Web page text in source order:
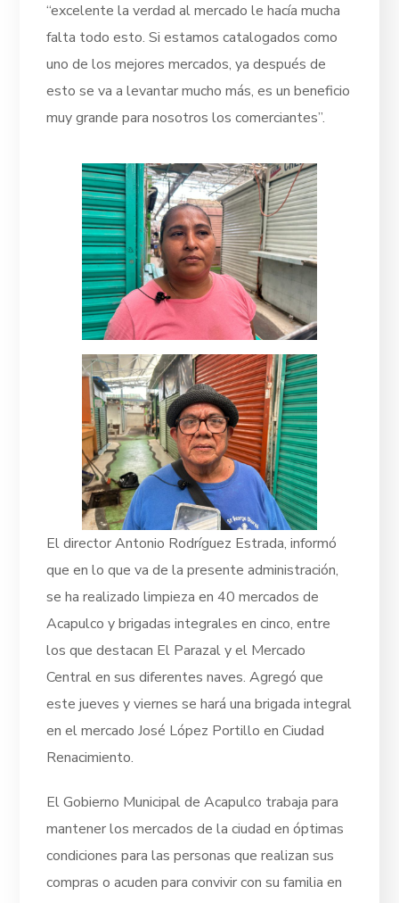
“excelente la verdad al mercado le hacía mucha
falta todo esto. Si estamos catalogados como
uno de los mejores mercados, ya después de
esto se va a levantar mucho más, es un beneficio
muy grande para nosotros los comerciantes”.
El director Antonio Rodríguez Estrada, informó
que en lo que va de la presente administración,
se ha realizado limpieza en 40 mercados de
Acapulco y brigadas integrales en cinco, entre
los que destacan El Parazal y el Mercado
Central en sus diferentes naves. Agregó que
este jueves y viernes se hará una brigada integral
en el mercado José López Portillo en Ciudad
Renacimiento.
El Gobierno Municipal de Acapulco trabaja para
mantener los mercados de la ciudad en óptimas
condiciones para las personas que realizan sus
compras o acuden para convivir con su familia en